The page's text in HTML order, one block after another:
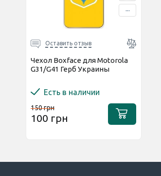
...
Оставить отзыв
Чехол Boxface для Motorola
G31/G41 Герб Украины
Есть в наличии
150 грн
100 грн